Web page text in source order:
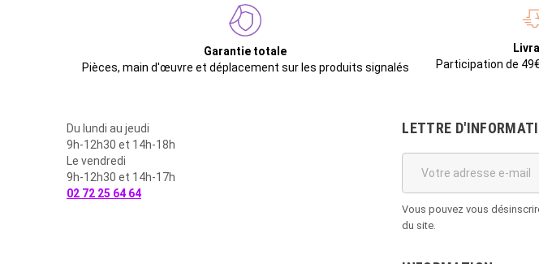
Garantie totale
Pièces, main d'œuvre et déplacement sur les produits signalés
Participation de
Du lundi au jeudi
9h-12h30 et 14h-18h
Le vendredi
9h-12h30 et 14h-17h
02 72 25 64 64
LETTRE
Vous pouvez vous
du site.